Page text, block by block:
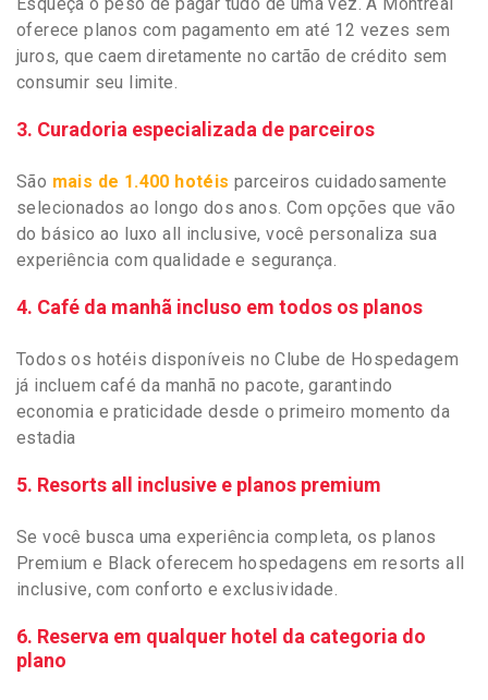
oferece planos com pagamento em até 12 vezes sem
juros, que caem diretamente no cartão de crédito sem
consumir seu limite.
3. Curadoria especializada de parceiros
São mais de 1.400 hotéis parceiros cuidadosamente
selecionados ao longo dos anos. Com opções que vão
do básico ao luxo all inclusive, você personaliza sua
experiência com qualidade e segurança.
4. Café da manhã incluso em todos os planos
Todos os hotéis disponíveis no Clube de Hospedagem
já incluem café da manhã no pacote, garantindo
economia e praticidade desde o primeiro momento da
estadia
5. Resorts all inclusive e planos premium
Se você busca uma experiência completa, os planos
Premium e Black oferecem hospedagens em resorts all
inclusive, com conforto e exclusividade.
6. Reserva em qualquer hotel da categoria do
plano